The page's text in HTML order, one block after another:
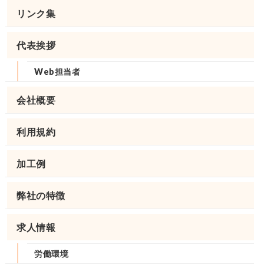
リンク集
代表挨拶
Web担当者
会社概要
利用規約
加工例
弊社の特徴
求人情報
労働環境